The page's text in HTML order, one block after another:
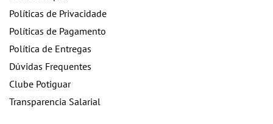
Políticas de Privacidade
Políticas de Pagamento
Política de Entregas
Dúvidas Frequentes
Clube Potiguar
Transparencia Salarial